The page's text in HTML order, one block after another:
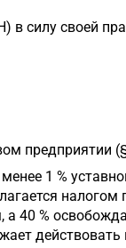
в силу своей
предприятии
1 %
налогом
а 40 %
действовать